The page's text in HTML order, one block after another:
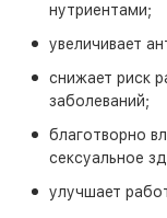
нутриентами;
увеличивает
снижает риск
заболеваний;
благотворно
сексуальное
улучшает